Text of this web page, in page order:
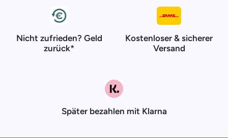
Nicht zufrieden? Geld
zurück*
Kostenloser & sicherer
Versand
Später bezahlen mit Klarna